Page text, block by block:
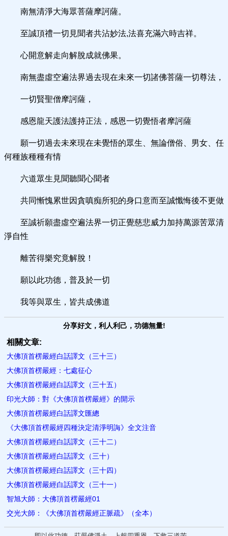
南無清淨大海眾菩薩摩訶薩。
至誠頂禮一切見聞者共沾妙法,法喜充滿六時吉祥。
心開意解走向解脫成就佛果。
南無盡虛空遍法界過去現在未來一切諸佛菩薩一切尊法，
一切賢聖僧摩訶薩，
感恩龍天護法護持正法，感恩一切覺悟者摩訶薩
願一切過去未來現在未覺悟的眾生、無論僧俗、男女、任
何種族種種有情
六道眾生見聞聽聞心聞者
共同慚愧累世因貪嗔痴所犯的身口意而至誠懺悔後不更做
至誠祈願盡虛空遍法界一切正覺慈悲威力加持萬源苦眾清
淨自性
離苦得樂究竟解脫！
願以此功德，普及於一切
我等與眾生，皆共成佛道
分享好文，利人利己，功德無量!
相關文章:
大佛頂首楞嚴經白話譯文（三十三）
大佛頂首楞嚴經：七處征心
大佛頂首楞嚴經白話譯文（三十五）
印光大師：對《大佛頂首楞嚴經》的開示
大佛頂首楞嚴經白話譯文匯總
《大佛頂首楞嚴經四種決定清淨明誨》全文注音
大佛頂首楞嚴經白話譯文（三十二）
大佛頂首楞嚴經白話譯文（三十）
大佛頂首楞嚴經白話譯文（三十四）
大佛頂首楞嚴經白話譯文（三十一）
智旭大師：大佛頂首楞嚴經01
交光大師：《大佛頂首楞嚴經正脈疏》（全本）